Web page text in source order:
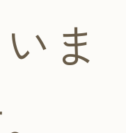
ま